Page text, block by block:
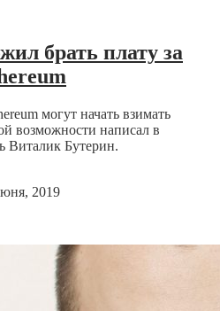
брать плату за
могут начать взимать
возможности написал в
Виталик Бутерин.
2019